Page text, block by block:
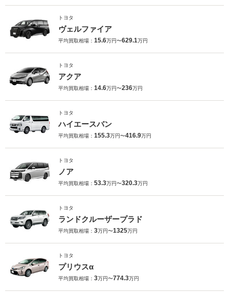
トヨタ
ヴェルファイア
平均買取相場： 15.6万円〜629.1万円
トヨタ
アクア
平均買取相場： 14.6万円〜236万円
トヨタ
ハイエースバン
平均買取相場： 155.3万円〜416.9万円
トヨタ
ノア
平均買取相場： 53.3万円〜320.3万円
トヨタ
ランドクルーザープラド
平均買取相場： 3万円〜1325万円
トヨタ
プリウスα
平均買取相場： 3万円〜774.3万円